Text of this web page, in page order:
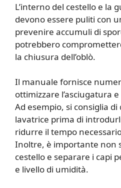
L’interno del cestello e la
devono essere puliti con
prevenire accumuli di
potrebbero
la chiusura dell’oblò.
Il manuale fornisce
ottimizzare l’asciugatura
Ad esempio, si consiglia
lavatrice prima di
ridurre il tempo
Inoltre, è importante non
cestello e separare i capi
e livello di umidità.